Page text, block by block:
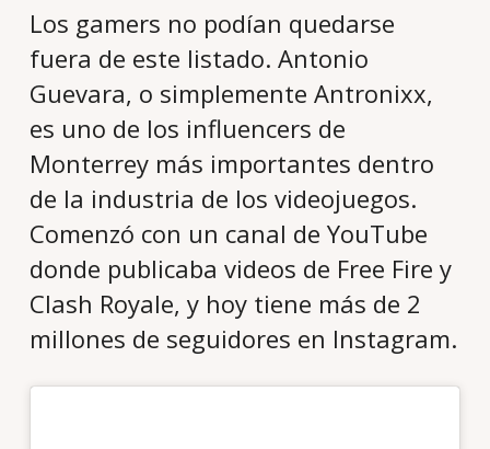
Los gamers no podían quedarse
fuera de este listado. Antonio
Guevara, o simplemente Antronixx,
es uno de los influencers de
Monterrey más importantes dentro
de la industria de los videojuegos.
Comenzó con un canal de YouTube
donde publicaba videos de Free Fire y
Clash Royale, y hoy tiene más de 2
millones de seguidores en Instagram.